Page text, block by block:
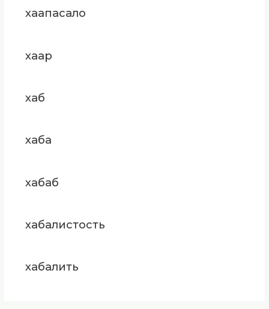
хаапасало
хаар
хаб
хаба
хабаб
хабалистость
хабалить